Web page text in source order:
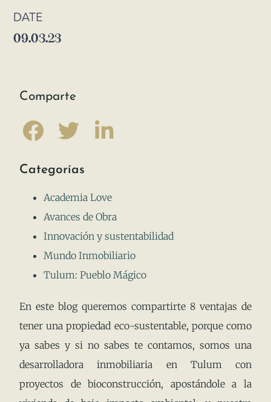
DATE
09.03.23
Comparte
Categorías
Academia Love
Avances de Obra
Innovación y sustentabilidad
Mundo Inmobiliario
Tulum: Pueblo Mágico
En este blog queremos compartirte 8 ventajas de
tener una propiedad eco-sustentable, porque como
ya sabes y si no sabes te contamos, somos una
desarrolladora inmobiliaria en Tulum con
proyectos de bioconstrucción, apostándole a la